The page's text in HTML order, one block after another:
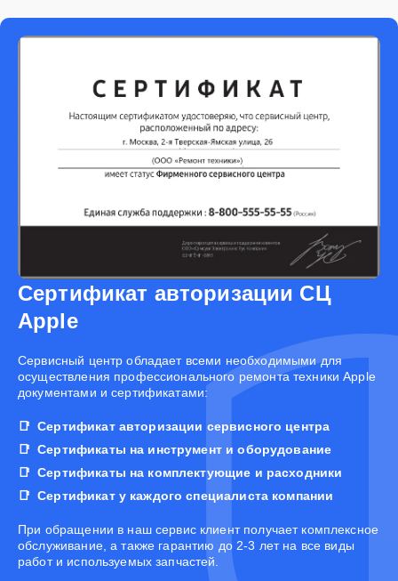
Сертификат авторизации СЦ
Apple
Cервисный центр обладает всеми необходимыми для
осуществления профессионального ремонта техники Apple
документами и сертификатами:
Сертификат авторизации сервисного центра
Сертификаты на инструмент и оборудование
Сертификаты на комплектующие и расходники
Сертификат у каждого специалиста компании
При обращении в наш сервис клиент получает комплексное
обслуживание, а также гарантию до 2-3 лет на все виды
работ и используемых запчастей.